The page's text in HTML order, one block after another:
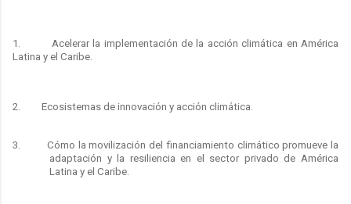
1. Acelerar la implementación de la acción climática en América
Latina y el Caribe.
2. Ecosistemas de innovación y acción climática.
3. Cómo la movilización del financiamiento climático promueve la
adaptación y la resiliencia en el sector privado de América
Latina y el Caribe.